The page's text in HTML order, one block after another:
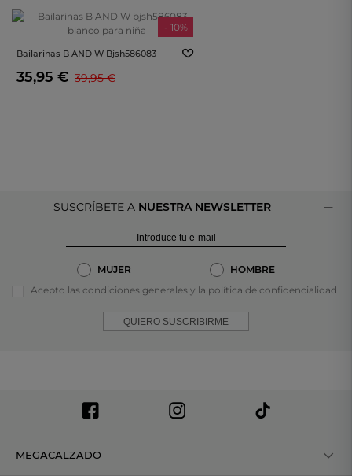
- 10%
Bailarinas B AND W Bjsh586083
Blanco Para Niña
35,95 € 39,95 €
SUSCRÍBETE A NUESTRA NEWSLETTER
MUJER
HOMBRE
Acepto las condiciones generales y la política de confidencialidad
QUIERO SUSCRIBIRME
MEGACALZADO